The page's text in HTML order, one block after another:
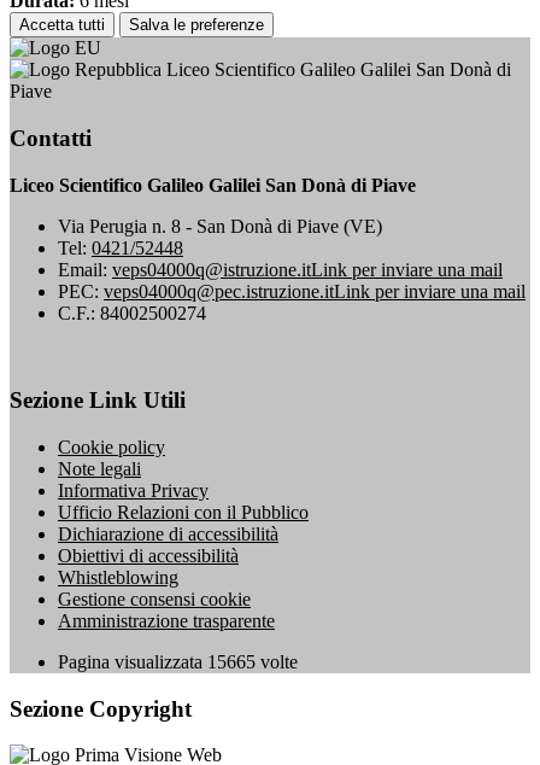
Accetta tutti Salva le preferenze
Liceo Scientifico Galileo Galilei San Donà di
Piave
Contatti
Liceo Scientifico Galileo Galilei San Donà di Piave
Via Perugia n. 8 - San Donà di Piave (VE)
Tel: 0421/52448
Email: veps04000q@istruzione.itLink per inviare una mail
PEC: veps04000q@pec.istruzione.itLink per inviare una mail
C.F.: 84002500274
Sezione Link Utili
Cookie policy
Note legali
Informativa Privacy
Ufficio Relazioni con il Pubblico
Dichiarazione di accessibilità
Obiettivi di accessibilità
Whistleblowing
Gestione consensi cookie
Amministrazione trasparente
Pagina visualizzata 15665 volte
Sezione Copyright